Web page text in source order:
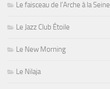
Le faisceau de l'Arche à la Seine
Le Jazz Club Étoile
Le New Morning
Le Nilaja